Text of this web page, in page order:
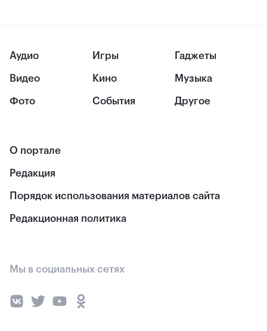
Аудио
Видео
Фото
Игры
Кино
События
Гаджеты
Музыка
Другое
О портале
Редакция
Порядок использования материалов сайта
Редакционная политика
Мы в социальных сетях